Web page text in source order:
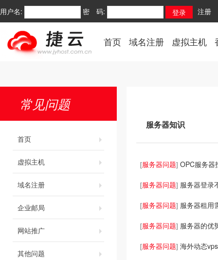
用户名: 密 码: 注册
首页 域名注册 虚拟主机
常见问题
首页
虚拟主机
域名注册
企业邮局
网站推广
其他问题
服务器知识
[服务器问题] OPC服务器
[服务器问题] 服务器登录
[服务器问题] 服务器租用
[服务器问题] 服务器的优
[服务器问题] 海外动态